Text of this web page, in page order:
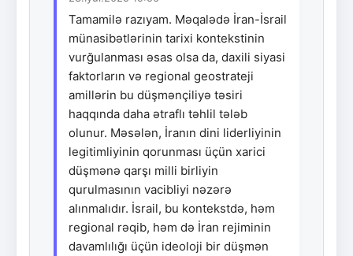
Tamamilə razıyam. Məqalədə İran-İsrail
münasibətlərinin tarixi kontekstinin
vurğulanması əsas olsa da, daxili siyasi
faktorların və regional geostrateji
amillərin bu düşmənçiliyə təsiri
haqqında daha ətraflı təhlil tələb
olunur. Məsələn, İranın dini liderliyinin
legitimliyinin qorunması üçün xarici
düşmənə qarşı milli birliyin
qurulmasının vacibliyi nəzərə
alınmalıdır. İsrail, bu kontekstdə, həm
regional rəqib, həm də İran rejiminin
davamlılığı üçün ideoloji bir düşmən